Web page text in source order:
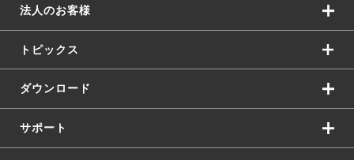
法人のお客様
トピックス
ダウンロード
サポート